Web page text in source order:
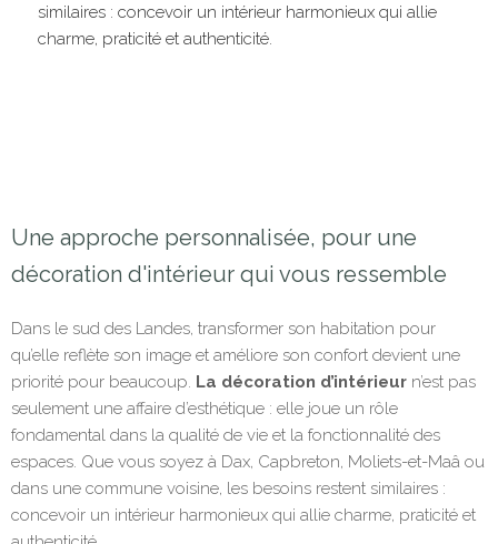
similaires : concevoir un intérieur harmonieux qui allie
charme, praticité et authenticité.
Une approche personnalisée, pour une
décoration d'intérieur qui vous ressemble
Dans le sud des Landes, transformer son habitation pour
qu’elle reflète son image et améliore son confort devient une
priorité pour beaucoup. La décoration d’intérieur n’est pas
seulement une affaire d’esthétique : elle joue un rôle
fondamental dans la qualité de vie et la fonctionnalité des
espaces. Que vous soyez à Dax, Capbreton, Moliets-et-Maâ ou
dans une commune voisine, les besoins restent similaires :
concevoir un intérieur harmonieux qui allie charme, praticité et